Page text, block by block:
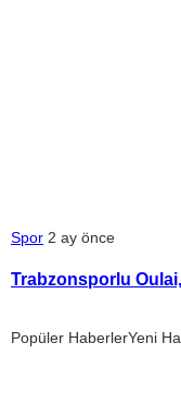
Spor 2 ay önce
Trabzonsporlu
Popüler HaberlerYeni